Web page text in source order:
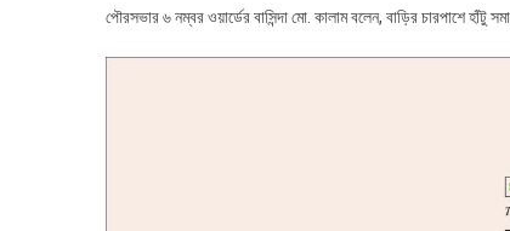
পৌরসভার ৬ নম্বর ওয়ার্ডের বাসিন্দা মো. কালাম বলেন, বাড়ির চারপাশে হাঁটু